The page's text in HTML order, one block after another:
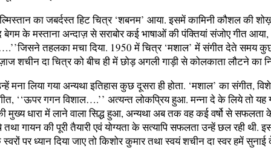
का जबर्दस्त हिट चित्र ‘शबनम’ आया. इसमें कामिनी कौशल की
के मस्ताना अन्दाज़ से सराबोर कई भाषाओं की पंक्तियां संजोए गीत आया,
तहलका मचा दिया. 1950 में चित्र ‘मशाल’ में संगीत देते समय
शचीन दा चित्र को बीच ही में छोड़ अगली गाड़ी से कोलकाता लौटने का
मना लिया गया अन्यथा इतिहास कुछ दूसरा ही होता. ‘मशाल’ का संगीत,
‘‘ऊपर गगन विशाल….’’ अत्यन्त लोकप्रिय हुआ. मन्ना दे के लिये तो यह
की मुख्य धारा में लाने वाला सिद्ध हुआ, अन्यथा अब तक वह कई वर्षो से सफलता
तथा गायन की पूरी तैयारी एवं योग्यता के सत्यापि सफलता उन्हें छल रही थी.
पर ध्यान दिया जाए तो किशोर कुमार तथा स्वयं शचीन दा स्वर हमें सुनाई